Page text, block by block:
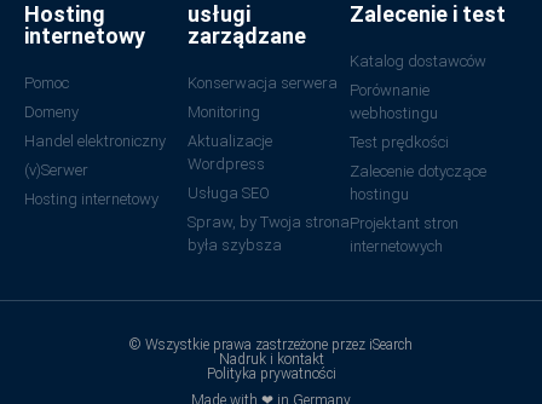
Hosting
internetowy
Pomoc
Domeny
Handel elektroniczny
(v)Serwer
Hosting internetowy
usługi
zarządzane
Konserwacja serwera
Monitoring
Aktualizacje
Wordpress
Usługa SEO
Spraw, by Twoja strona
była szybsza
Zalecenie i test
Katalog dostawców
Porównanie
webhostingu
Test prędkości
Zalecenie dotyczące
hostingu
Projektant stron
internetowych
© Wszystkie prawa zastrzeżone przez iSearch
Nadruk i kontakt
Polityka prywatności